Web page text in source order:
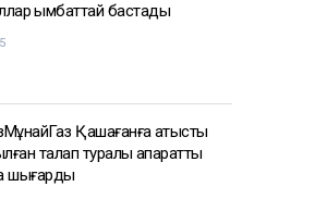
қымбаттай бастады
Қашағанға қатысты
талап туралы ақпаратты
шығарды